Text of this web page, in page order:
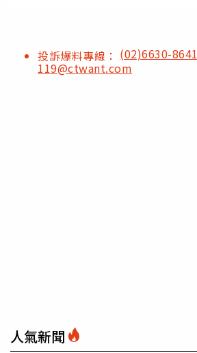
投訴爆料專線： (02)6630-8641
119@ctwant.com
人氣新聞